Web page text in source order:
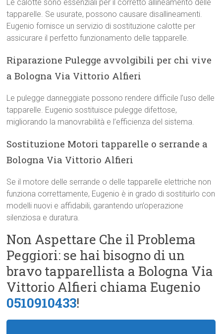
Le calotte sono essenziali per il corretto allineamento delle
tapparelle. Se usurate, possono causare disallineamenti.
Eugenio fornisce un servizio di sostituzione calotte per
assicurare il perfetto funzionamento delle tapparelle.
Riparazione Pulegge avvolgibili per chi vive
a Bologna Via Vittorio Alfieri
Le pulegge danneggiate possono rendere difficile l’uso delle
tapparelle. Eugenio sostituisce pulegge difettose,
migliorando la manovrabilità e l’efficienza del sistema.
Sostituzione Motori tapparelle o serrande a
Bologna Via Vittorio Alfieri
Se il motore delle serrande o delle tapparelle elettriche non
funziona correttamente, Eugenio è in grado di sostituirlo con
modelli nuovi e affidabili, garantendo un’operazione
silenziosa e duratura.
Non Aspettare Che il Problema
Peggiori: se hai bisogno di un
bravo tapparellista a Bologna Via
Vittorio Alfieri chiama Eugenio
0510910433!